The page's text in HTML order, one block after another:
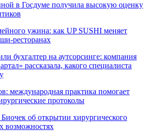
в Госдуме получила высокую оценку
ужина: как UP SUSHI меняет
ресторанах
бухгалтер на аутсорсинге: компания
рассказала, какого специалиста
международная практика помогает
протоколы
об открытии хирургического
возможностях